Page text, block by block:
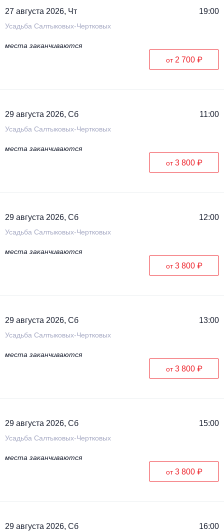
27 августа 2026, Чт 19:00
Усадьба Салтыковых-Чертковых
места заканчиваются
от 2 700 ₽
29 августа 2026, Сб 11:00
Усадьба Салтыковых-Чертковых
места заканчиваются
от3 800 ₽
29 августа 2026, Сб 12:00
Усадьба Салтыковых-Чертковых
места заканчиваются
от3 800 ₽
29 августа 2026, Сб 13:00
Усадьба Салтыковых-Чертковых
места заканчиваются
от3 800 ₽
29 августа 2026, Сб 15:00
Усадьба Салтыковых-Чертковых
места заканчиваются
от3 800 ₽
29 августа 2026, Сб 16:00